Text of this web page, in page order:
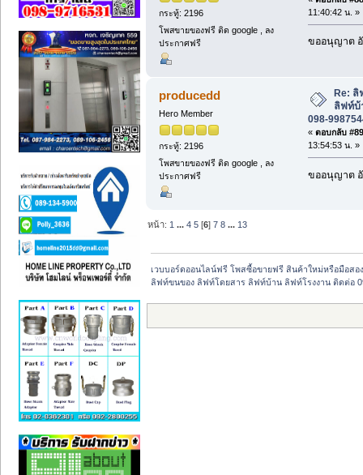
กระทู้: 2196
โพสขายของฟรี ติด google , ลง
ประกาศฟรี
11:40:42 น. »
ขออนุญาต
producedd
Hero Member
กระทู้: 2196
โพสขายของฟรี ติด google , ลง
ประกาศฟรี
Re: ลิ
ลิฟท์บ้
098-
« ตอบกลับ
13:54:53 น. »
ขออนุญาต
หน้า: 1 ...4 5 [6]7 8 ... 13
เวบบอร์ดออนไลน์ฟรี โพสซื้อขายฟรี สินค้าใหม่หรือมือสอ
ลิฟท์ขนของ ลิฟท์โดยสาร ลิฟท์บ้าน ลิฟท์โรงงาน ติดต่อ